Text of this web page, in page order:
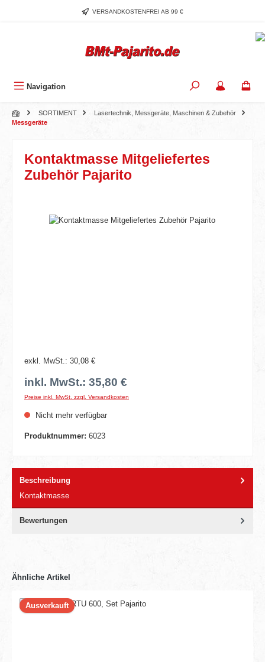
Zum Hauptinhalt springenVERSANDKOSTENFREI AB 99 €
Navigation
SORTIMENT
Lasertechnik, Messgeräte, Maschinen & Zubehör
Messgeräte
Kontaktmasse Mitgeliefertes
Zubehör Pajarito
Bildergalerie überspringen
exkl. MwSt.: 30,08 €
inkl. MwSt.: 35,80 €
Preise inkl. MwSt. zzgl. Versandkosten
Nicht mehr verfügbar
Produktnummer: 6023
Beschreibung
Kontaktmasse
Bewertungen
Ähnliche Artikel
Ausverkauft